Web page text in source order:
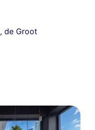
,de Groot